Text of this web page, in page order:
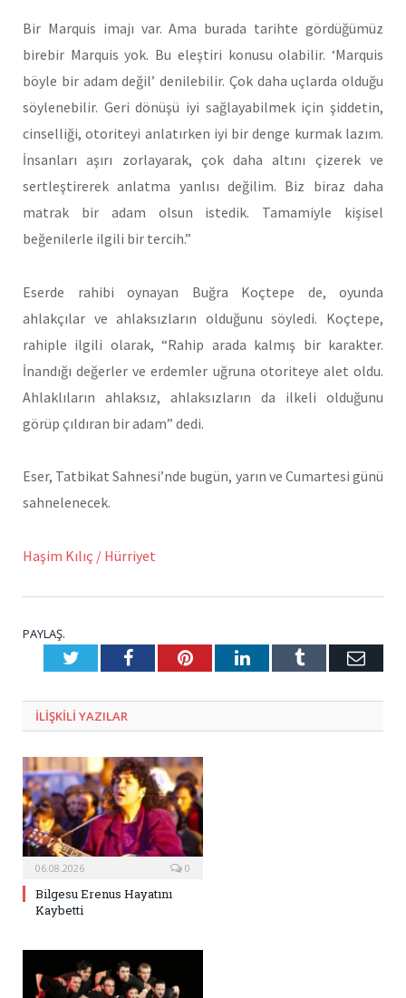
Bir Marquis imajı var. Ama burada tarihte gördüğümüz
birebir Marquis yok. Bu eleştiri konusu olabilir. ‘Marquis
böyle bir adam değil’ denilebilir. Çok daha uçlarda olduğu
söylenebilir. Geri dönüşü iyi sağlayabilmek için şiddetin,
cinselliği, otoriteyi anlatırken iyi bir denge kurmak lazım.
İnsanları aşırı zorlayarak, çok daha altını çizerek ve
sertleştirerek anlatma yanlısı değilim. Biz biraz daha
matrak bir adam olsun istedik. Tamamiyle kişisel
beğenilerle ilgili bir tercih.”
Eserde rahibi oynayan Buğra Koçtepe de, oyunda
ahlakçılar ve ahlaksızların olduğunu söyledi. Koçtepe,
rahiple ilgili olarak, “Rahip arada kalmış bir karakter.
İnandığı değerler ve erdemler uğruna otoriteye alet oldu.
Ahlaklıların ahlaksız, ahlaksızların da ilkeli olduğunu
görüp çıldıran bir adam” dedi.
Eser, Tatbikat Sahnesi’nde bugün, yarın ve Cumartesi günü
sahnelenecek.
Haşim Kılıç / Hürriyet
PAYLAŞ.
TwitterFacebookPinterestLinkedInTumblr E-
ILIŞKILI YAZILAR
06.08.2026 0
Bilgesu Erenus Hayatını
Kaybetti